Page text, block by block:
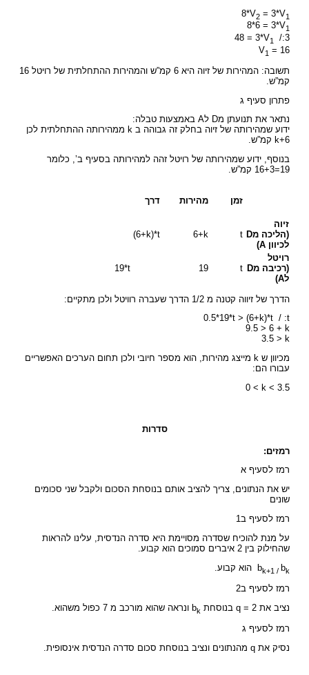
8*V2 = 3*V1
8*6 = 3*V1
48 = 3*V1
/:3
V1 = 16
תשובה: המהירות של זיוה היא 6 קמ”ש והמהירות ההתחלתית של רויטל 16
קמ”ש.
פתרון סעיף ג
נתאר את תנועתן מD לA באמצעות טבלה:
ידוע שמהירותה של זיוה בחלק זה גבוהה ב k ממהירותה ההתחלתית לכן
6+k קמ”ש.
בנוסף, ידוע שמהירותה של רויטל זהה למהירותה בסעיף ב’, כלומר
19=16+3 קמ”ש.
זמן מהירות דרך
זיוה
(הליכה מD
לכיוון A)
t
6+k
(6+k)*t
רויטל
(רכיבה מD
לA)
t
19
19*t
הדרך של זיווה קטנה מ 1/2 הדרך שעברה רוויטל ולכן מתקיים:
0.5*19*t > (6+k)*t / :t
9.5 > 6 + k
3.5 > k
מכיוון ש k מייצג מהירות, הוא מספר חיובי ולכן תחום הערכים האפשריים
עבורו הם:
0 < k < 3.5
סדרות
רמזים:
רמז לסעיף א
יש את הנתונים, צריך להציב אותם בנוסחת הסכום ולקבל שני סכומים
שונים
רמז לסעיף ב1
על מנת להוכיח שסדרה מסויימת היא סדרה הנדסית, עלינו להראות
שהחילוק בין 2 איברים סמוכים הוא קבוע.
bk+1 /bk הוא קבוע.
רמז לסעיף ב2
נציב את q = 2 בנוסחת b
k ונראה שהוא מורכב מ 7 כפול משהוא.
רמז לסעיף ג
נסיק את q מהנתונים ונציב בנוסחת סכום סדרה הנדסית אינסופית.